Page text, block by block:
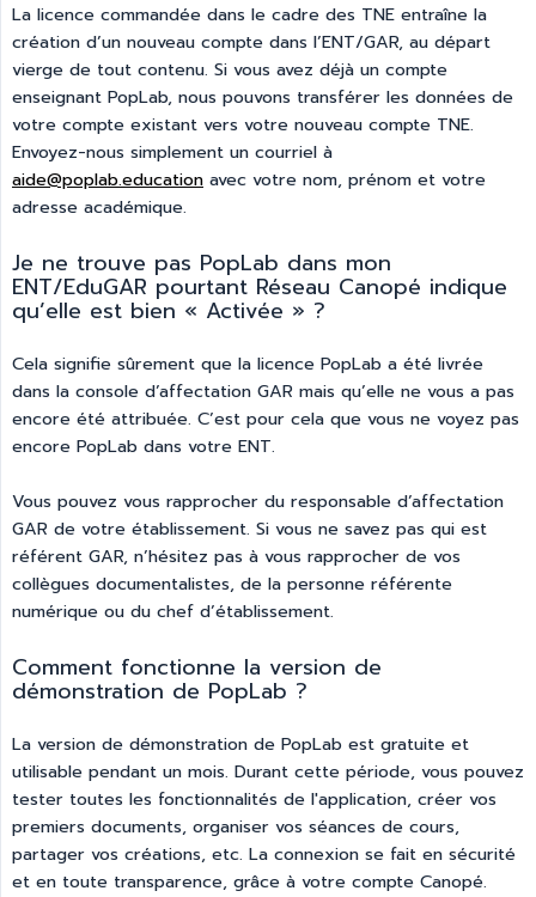
La licence commandée dans le cadre des TNE entraîne la
création d’un nouveau compte dans l’ENT/GAR, au départ
vierge de tout contenu. Si vous avez déjà un compte
enseignant PopLab, nous pouvons transférer les données de
votre compte existant vers votre nouveau compte TNE.
Envoyez-nous simplement un courriel à
aide@poplab.education avec votre nom, prénom et votre
adresse académique.
Je ne trouve pas PopLab dans mon
ENT/EduGAR pourtant Réseau Canopé indique
qu’elle est bien « Activée » ?
Cela signifie sûrement que la licence PopLab a été livrée
dans la console d’affectation GAR mais qu’elle ne vous a pas
encore été attribuée. C’est pour cela que vous ne voyez pas
encore PopLab dans votre ENT.
Vous pouvez vous rapprocher du responsable d’affectation
GAR de votre établissement. Si vous ne savez pas qui est
référent GAR, n’hésitez pas à vous rapprocher de vos
collègues documentalistes, de la personne référente
numérique ou du chef d’établissement.
Comment fonctionne la version de
démonstration de PopLab ?
La version de démonstration de PopLab est gratuite et
utilisable pendant un mois. Durant cette période, vous pouvez
tester toutes les fonctionnalités de l'application, créer vos
premiers documents, organiser vos séances de cours,
partager vos créations, etc. La connexion se fait en sécurité
et en toute transparence, grâce à votre compte Canopé.